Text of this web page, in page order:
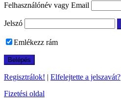
Felhasználónév vagy Email
Jelszó
Emlékezz rám
Regisztrálok! | Elfelejtette a jelszavát?
Fizetési oldal